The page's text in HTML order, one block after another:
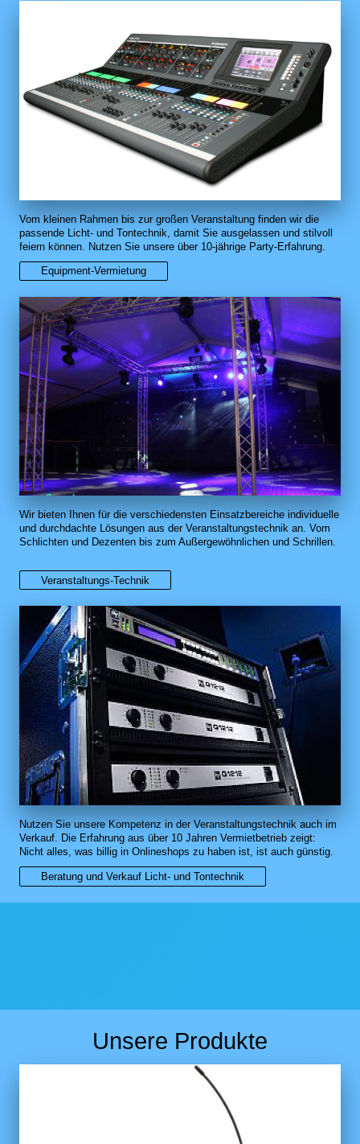
Vom kleinen Rahmen bis zur großen Veranstaltung finden wir die
passende Licht- und Tontechnik, damit Sie ausgelassen und stilvoll
feiern können. Nutzen Sie unsere über 10-jährige Party-Erfahrung.
Equipment-Vermietung
Wir bieten Ihnen für die verschiedensten Einsatzbereiche individuelle
und durchdachte Lösungen aus der Veranstaltungstechnik an. Vom
Schlichten und Dezenten bis zum Außergewöhnlichen und Schrillen.
Veranstaltungs-Technik
Nutzen Sie unsere Kompetenz in der Veranstaltungstechnik auch im
Verkauf. Die Erfahrung aus über 10 Jahren Vermietbetrieb zeigt:
Nicht alles, was billig in Onlineshops zu haben ist, ist auch günstig.
Beratung und Verkauf Licht- und Tontechnik
Unsere Produkte